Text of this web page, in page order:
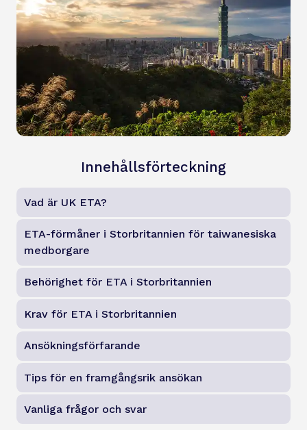
Innehållsförteckning
Vad är UK ETA?
ETA-förmåner i Storbritannien för taiwanesiska
medborgare
Behörighet för ETA i Storbritannien
Krav för ETA i Storbritannien
Ansökningsförfarande
Tips för en framgångsrik ansökan
Vanliga frågor och svar